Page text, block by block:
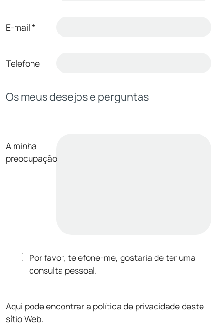
E-mail *
Telefone
Os meus desejos e perguntas
A minha
preocupação
Por favor, telefone-me, gostaria de ter uma
consulta pessoal.
Aqui pode encontrar a política de privacidade deste
sítio Web.